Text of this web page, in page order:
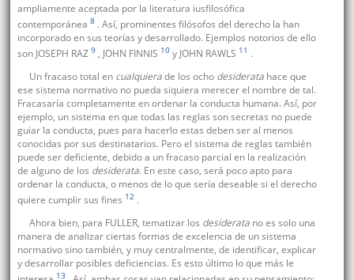
ampliamente aceptada por la literatura iusfilosófica
contemporánea 8 . Así, prominentes filósofos del derecho la han
incorporado en sus teorías y desarrollado. Ejemplos notorios de ello
son JOSEPH RAZ 9 , JOHN FINNIS 10 y JOHN RAWLS 11 .
Un fracaso total en cualquierade los ocho desideratahace que
ese sistema normativo no pueda siquiera merecer el nombre de tal.
Fracasaría completamente en ordenar la conducta humana. Así, por
ejemplo, un sistema en que todas las reglas son secretas no puede
guiar la conducta, pues para hacerlo estas deben ser al menos
conocidas por sus destinatarios. Pero el sistema de reglas también
puede ser deficiente, debido a un fracaso parcial en la realización
de alguno de los desiderata. En este caso, será poco apto para
ordenar la conducta, o menos de lo que sería deseable si el derecho
quiere cumplir sus fines 12 .
Ahora bien, para FULLER, tematizar los desideratano es solo una
manera de analizar ciertas formas de excelencia de un sistema
normativo sino también, y muy centralmente, de identificar, explicar
y desarrollar posibles deficiencias. Es esto último lo que más le
13